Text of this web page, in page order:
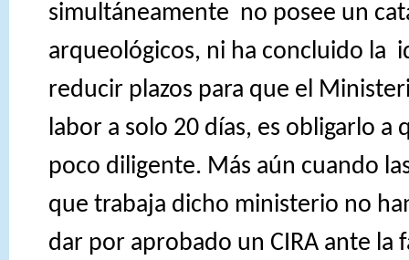
simultáneamente no posee un
arqueológicos, ni ha concluido la
reducir plazos para que el
labor a solo 20 días, es obligarlo a
poco diligente. Más aún cuando
que trabaja dicho ministerio no
dar por aprobado un CIRA ante